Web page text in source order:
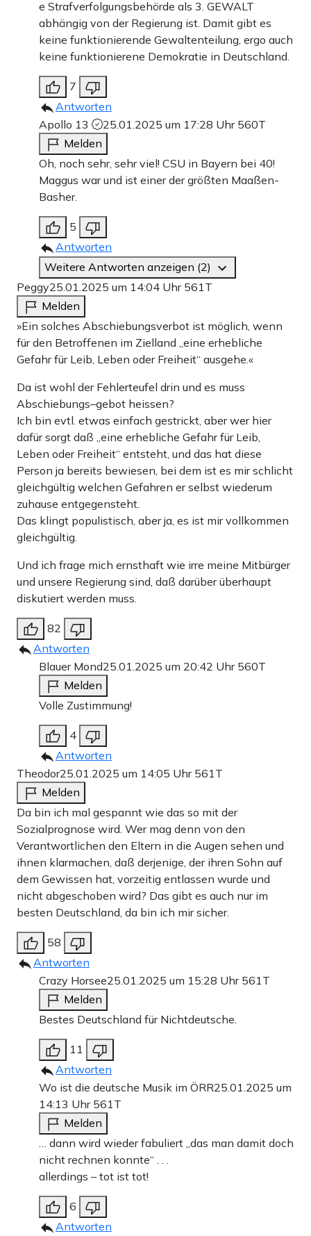
e Strafverfolgungsbehörde als 3. GEWALT
abhängig von der Regierung ist. Damit gibt es
keine funktionierende Gewaltenteilung, ergo auch
keine funktionierene Demokratie in Deutschland.
7
Antworten
Apollo 13
25.01.2025 um 17:28 Uhr 560T
Melden
Oh, noch sehr, sehr viel! CSU in Bayern bei 40!
Maggus war und ist einer der größten Maaßen-
Basher.
5
Antworten
Weitere Antworten anzeigen (2)
Peggy25.01.2025 um 14:04 Uhr 561T
Melden
»Ein solches Abschiebungsverbot ist möglich, wenn
für den Betroffenen im Zielland „eine erhebliche
Gefahr für Leib, Leben oder Freiheit“ ausgehe.«
Da ist wohl der Fehlerteufel drin und es muss
Abschiebungs–gebot heissen?
Ich bin evtl. etwas einfach gestrickt, aber wer hier
dafür sorgt daß „eine erhebliche Gefahr für Leib,
Leben oder Freiheit“ entsteht, und das hat diese
Person ja bereits bewiesen, bei dem ist es mir schlicht
gleichgültig welchen Gefahren er selbst wiederum
zuhause entgegensteht.
Das klingt populistisch, aber ja, es ist mir vollkommen
gleichgültig.
Und ich frage mich ernsthaft wie irre meine Mitbürger
und unsere Regierung sind, daß darüber überhaupt
diskutiert werden muss.
82
Antworten
Blauer Mond25.01.2025 um 20:42 Uhr 560T
Melden
Volle Zustimmung!
4
Antworten
Theodor25.01.2025 um 14:05 Uhr 561T
Melden
Da bin ich mal gespannt wie das so mit der
Sozialprognose wird. Wer mag denn von den
Verantwortlichen den Eltern in die Augen sehen und
ihnen klarmachen, daß derjenige, der ihren Sohn auf
dem Gewissen hat, vorzeitig entlassen wurde und
nicht abgeschoben wird? Das gibt es auch nur im
besten Deutschland, da bin ich mir sicher.
58
Antworten
Crazy Horsee25.01.2025 um 15:28 Uhr 561T
Melden
Bestes Deutschland für Nichtdeutsche.
11
Antworten
Wo ist die deutsche Musik im ÖRR25.01.2025 um
14:13 Uhr 561T
Melden
… dann wird wieder fabuliert „das man damit doch
nicht rechnen konnte“ . . .
allerdings – tot ist tot!
6
Antworten